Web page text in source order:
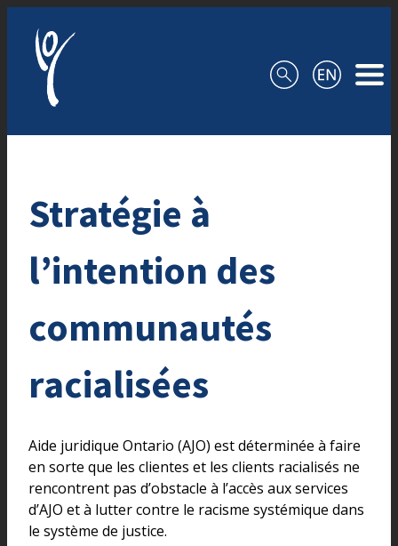
Stratégie à
l’intention des
communautés
racialisées
Aide juridique Ontario (AJO) est déterminée à faire
en sorte que les clientes et les clients racialisés ne
rencontrent pas d’obstacle à l’accès aux services
d’AJO et à lutter contre le racisme systémique dans
le système de justice.